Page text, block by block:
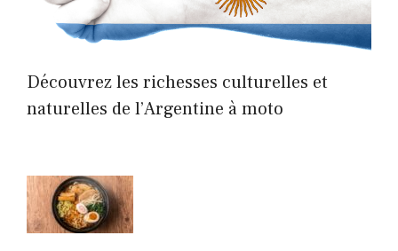
Découvrez les richesses culturelles et
naturelles de l’Argentine à moto